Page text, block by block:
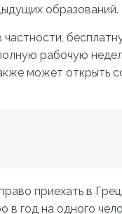
образований.
частности,
рабочую
может открыть
приехать в
год на одного